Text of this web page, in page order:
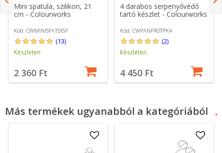
Mini spatula, szilikon, 21
cm - Colourworks
Kód: CWMINISPATDISP
(13)
Készleten
2 360 Ft
4 darabos serpenyővédő
tartó készlet - Colourworks
Kód: CWPANPROTPK4
(2)
Készleten
4 450 Ft
Más termékek ugyanabból a kategóriából